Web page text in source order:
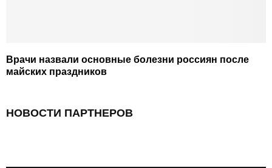
Врачи назвали основные болезни россиян после
майских праздников
НОВОСТИ ПАРТНЕРОВ